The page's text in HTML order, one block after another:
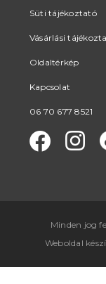
Süti tájékoztató
Vásárlási
Oldaltérkép
Kapcsolat
06 70 677 8521
Minden jog
Weboldal